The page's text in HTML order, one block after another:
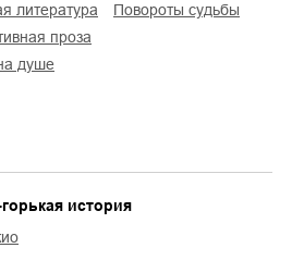
литература
повороты судьбы
проза
душе
история